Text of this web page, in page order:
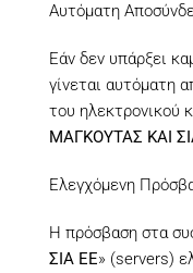
Αυτόματη
Εάν δεν υπάρξει
γίνεται αυτόματη
του ηλεκτρονικού
ΜΑΓΚΟΥΤΑΣ ΚΑΙ
Ελεγχόμενη
Η πρόσβαση στα
ΣΙΑ ΕΕ» (servers)